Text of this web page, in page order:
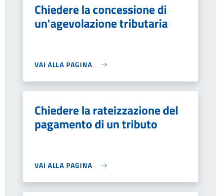
Chiedere la concessione di
un'agevolazione tributaria
VAI ALLA PAGINA
Chiedere la rateizzazione del
pagamento di un tributo
VAI ALLA PAGINA